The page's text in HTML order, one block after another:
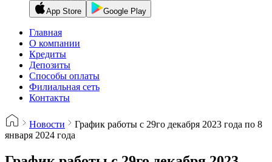
App Store Google Play
Главная
О компании
Кредиты
Депозиты
Способы оплаты
Филиальная сеть
Контакты
Новости
График работы с 29го декабря 2023 года по 8
января 2024 года